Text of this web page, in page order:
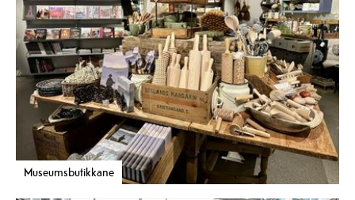
Museumsbutikkane